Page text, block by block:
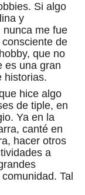
Si algo
y
nunca me fue
de
que no
es una gran
historias.
hice algo
de tiple, en
Ya en la
canté en
hacer otros
a
Tal